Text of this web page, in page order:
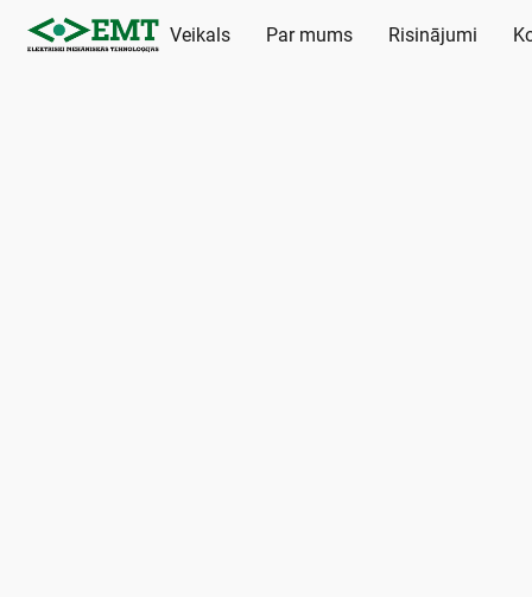
Veikals Par mums Risinājumi